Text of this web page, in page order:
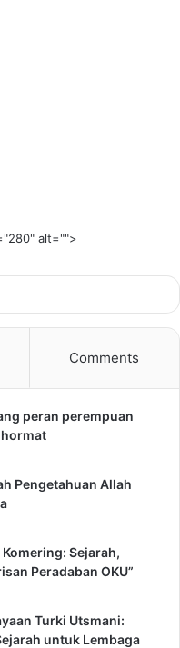
alt="">
Comments
peran perempuan
Pengetahuan Allah
Sejarah,
Peradaban OKU”
Turki Utsmani:
untuk Lembaga